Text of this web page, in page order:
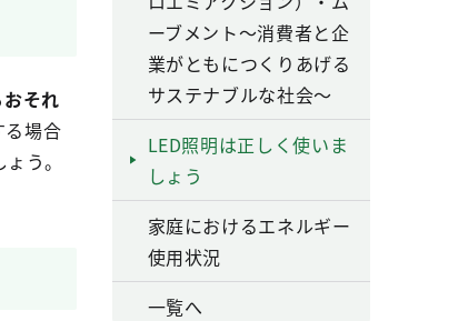
それ
る場合
う。
ーブメント～消費者と企
業がともにつくりあげる
サステナブルな社会～
LED照明は正しく使いま
しょう
家庭におけるエネルギー
使用状況
一覧へ